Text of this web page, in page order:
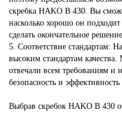
скребка HAKO В 430. Вы
насколько хорошо он
сделать окончательное
5. Соответствие стандартам:
высоким стандартам
отвечали всем требованиям и
безопасность и
Выбрав скребок HAKO В 430